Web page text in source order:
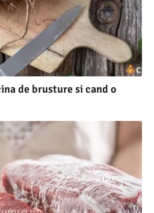
de brusture si cand o